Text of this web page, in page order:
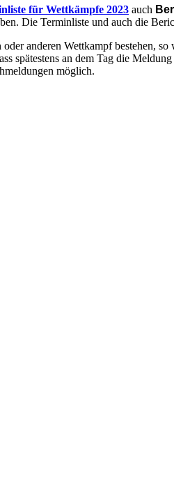
für Wettkämpfe 2023 auch
Die Terminliste und auch die
anderen Wettkampf bestehen,
spätestens an dem Tag die
möglich.